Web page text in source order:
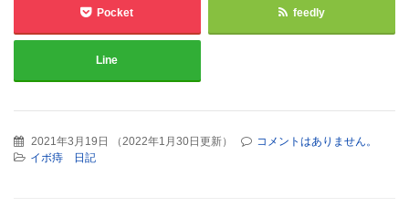
Pocket feedly
Line
2021年3月19日 （ 2022年1月30日更新）
コメントはありません。
イボ痔 日記